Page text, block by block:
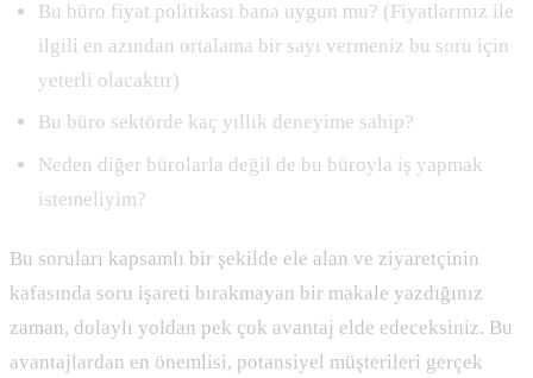
Bu büro fiyat politikası bana uygun mu? (Fiyatlarınız ile
ilgili en azından ortalama bir sayı vermeniz bu soru için
yeterli olacaktır)
Bu büro sektörde kaç yıllık deneyime sahip?
Neden diğer bürolarla değil de bu büroyla iş yapmak
istemeliyim?
Bu soruları kapsamlı bir şekilde ele alan ve ziyaretçinin
kafasında soru işareti bırakmayan bir makale yazdığınız
zaman, dolaylı yoldan pek çok avantaj elde edeceksiniz. Bu
avantajlardan en önemlisi, potansiyel müşterileri gerçek